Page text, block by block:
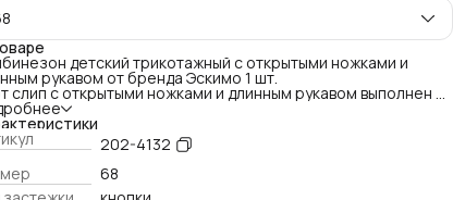
детский трикотажный с открытыми ножками и
рукавом от бренда Эскимо 1 шт.
слип с открытыми ножками и длинным рукавом выполнен из
трикотажа, который дарит абсолютный
и мягкость, заботясь о нежной коже малыша.
модель подходит как для мальчиков, так и для
комбинезона:
комфорт: Высококачественный хлопковый
202-4132
68